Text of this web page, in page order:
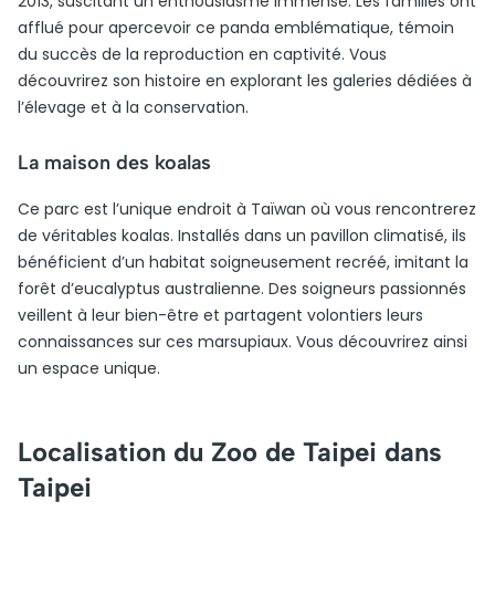
afflué pour apercevoir ce panda emblématique, témoin
du succès de la reproduction en captivité. Vous
découvrirez son histoire en explorant les galeries dédiées à
l’élevage et à la conservation.
La maison des koalas
Ce parc est l’unique endroit à Taïwan où vous rencontrerez
de véritables koalas. Installés dans un pavillon climatisé, ils
bénéficient d’un habitat soigneusement recréé, imitant la
forêt d’eucalyptus australienne. Des soigneurs passionnés
veillent à leur bien-être et partagent volontiers leurs
connaissances sur ces marsupiaux. Vous découvrirez ainsi
un espace unique.
Localisation du Zoo de Taipei dans
Taipei